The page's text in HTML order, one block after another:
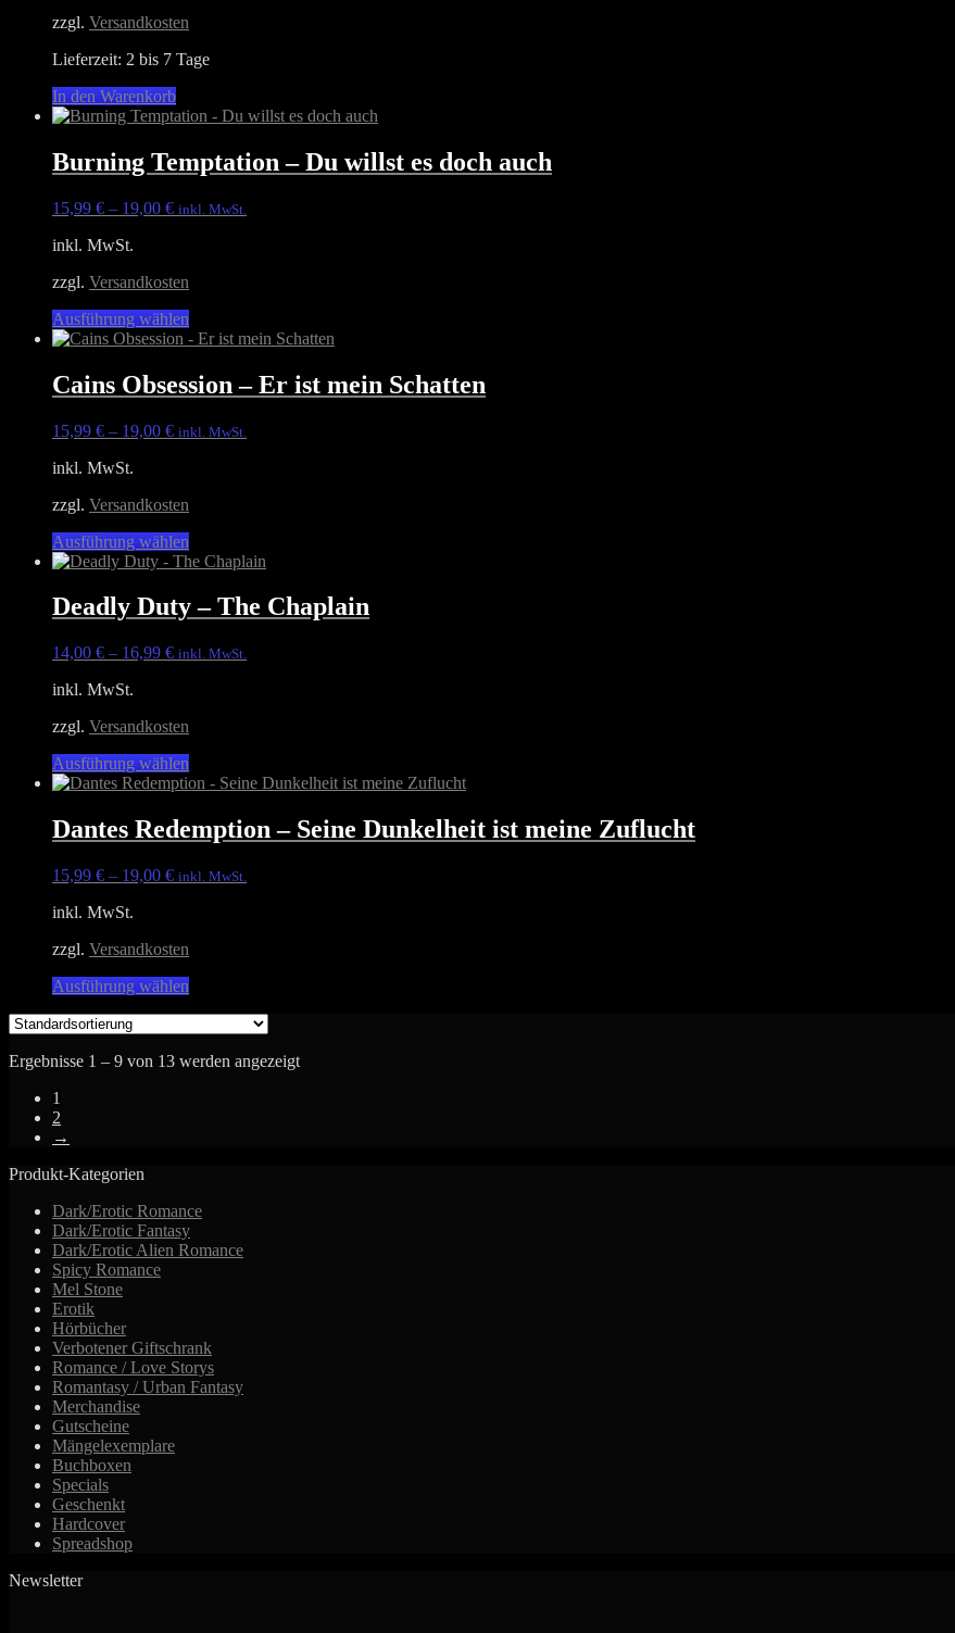
Produktseite
werden
zzgl. Versandkosten
Lieferzeit: 2 bis 7 Tage
In den Warenkorb
Burning Temptation – Du willst es doch auch
15,99 € – 19,00 € inkl. MwSt.
inkl. MwSt.
zzgl. Versandkosten
Ausführung wählen
Produkt
mehrere
Varianten
Die
der
Produktseite
gewählt
werden
Cains Obsession – Er ist mein Schatten
15,99 € – 19,00 € inkl. MwSt.
inkl. MwSt.
zzgl. Versandkosten
Ausführung wählen
Produkt
mehrere
Varianten
Die
der
Produktseite
gewählt
werden
Deadly Duty – The Chaplain
14,00 € – 16,99 € inkl. MwSt.
inkl. MwSt.
zzgl. Versandkosten
Ausführung wählen
Produkt
mehrere
Varianten
Die
der
Produktseite
gewählt
werden
Dantes Redemption – Seine Dunkelheit ist meine Zuflucht
15,99 € – 19,00 € inkl. MwSt.
inkl. MwSt.
zzgl. Versandkosten
Ausführung wählen
Varianten
gewählt
werden
Ergebnisse 1 – 9 von 13 werden angezeigt
1
2
→
Produkt-Kategorien
Dark/Erotic Romance
Dark/Erotic Fantasy
Dark/Erotic Alien Romance
Spicy Romance
Mel Stone
Erotik
Hörbücher
Verbotener Giftschrank
Romance / Love Storys
Romantasy / Urban Fantasy
Merchandise
Gutscheine
Mängelexemplare
Buchboxen
Specials
Geschenkt
Hardcover
Spreadshop
Newsletter